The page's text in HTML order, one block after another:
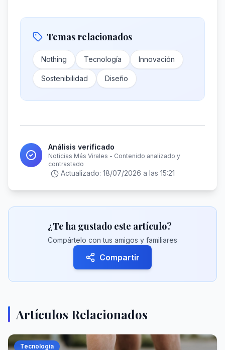
Temas relacionados
Nothing Tecnología Innovación
Sostenibilidad Diseño
Análisis verificado
Noticias Más Virales - Contenido analizado y
contrastado
Actualizado: 18/07/2026 a las 15:21
¿Te ha gustado este artículo?
Compártelo con tus amigos y familiares
Compartir
Artículos Relacionados
Tecnología